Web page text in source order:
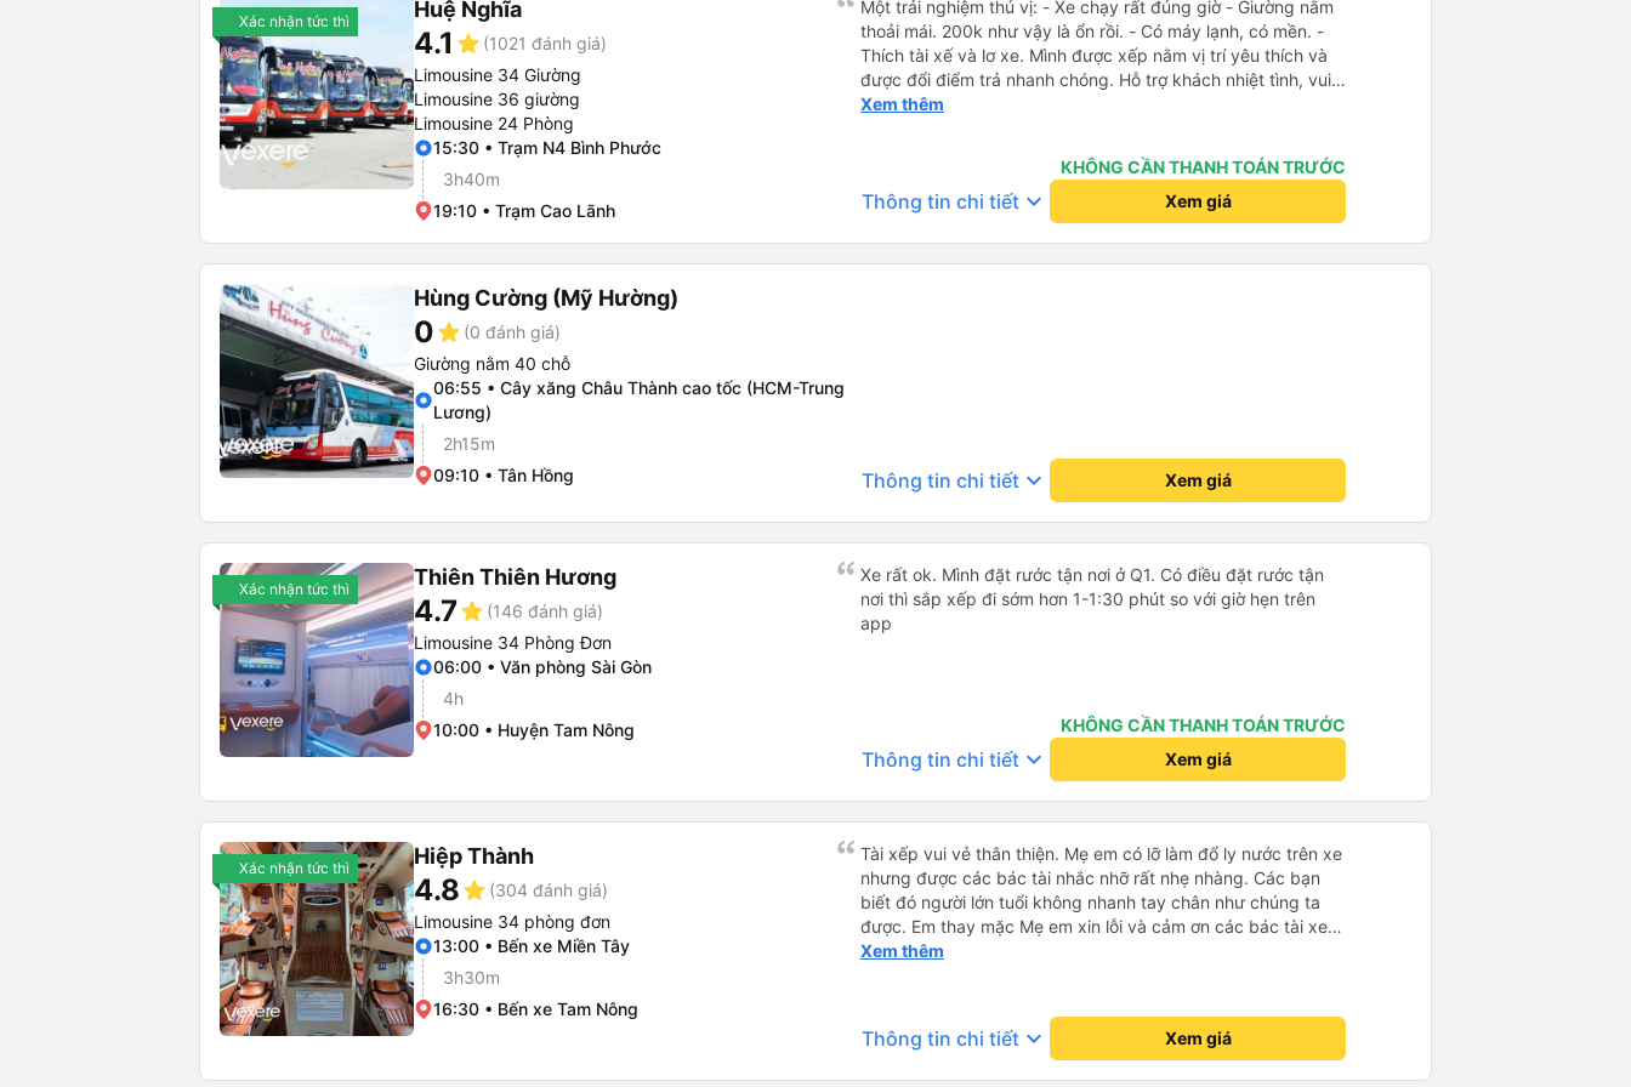
Xác nhận tức thì Huệ Nghĩa
4.1 star (1021 đánh giá)
Limousine 34 Giường
Limousine 36 giường
Limousine 24 Phòng
15:30 • Trạm N4 Bình Phước
3h40m
19:10 • Trạm Cao Lãnh
Một trải nghiệm thú vị: - Xe chạy rất đúng giờ - Giường nằm
thoải mái. 200k như vậy là ổn rồi. - Có máy lạnh, có mền. -
Thích tài xế và lơ xe. Mình được xếp nằm vị trí yêu thích và
được đổi điểm trả nhanh chóng. Hỗ trợ khách nhiệt tình, vui
vẻ. - Bác tài đi xe mở nhạc làm mình hoài niệm về Sài Gòn
ngắm cá Hải Tượng. - Xe trung chuyển chạy đúng giờ. Xe
rộng rãi, thoải mái, mát mẻ. - Phòng chờ nhà xe rộng rãi,
thoáng mát, sạch sẽ, có nước uống, có ổ cắm sạc, có nhà vệ
sinh. - Thích phong cách làm việc của nhà xe: nhanh-gọn-lẹ,
xúc tích, đầy đủ, bài bản. Hợp gu kiểu du lịch bụi như mình.
Xem thêm
KHÔNG CẦN THANH TOÁN TRƯỚC
Thông tin chi tiết keyboard_arrow_down Xem giá
Hùng Cường (Mỹ Hường)
0star (0 đánh giá)
Giường nằm 40 chỗ
06:55 • Cây xăng Châu Thành cao tốc (HCM-Trung
Lương)
2h15m
09:10 • Tân Hồng
Thông tin chi tiết keyboard_arrow_down Xem giá
Xác nhận tức thì Thiên Thiên Hương
4.7star (146 đánh giá)
Limousine 34 Phòng Đơn
06:00 • Văn phòng Sài Gòn
4h
10:00 • Huyện Tam Nông
Xe rất ok. Mình đặt rước tận nơi ở Q1. Có điều đặt rước tận
nơi thì sắp xếp đi sớm hơn 1-1:30 phút so với giờ hẹn trên
app
KHÔNG CẦN THANH TOÁN TRƯỚC
Thông tin chi tiết keyboard_arrow_down Xem giá
Xác nhận tức thì Hiệp Thành
4.8star (304 đánh giá)
Limousine 34 phòng đơn
13:00 • Bến xe Miền Tây
3h30m
16:30 • Bến xe Tam Nông
Tài xếp vui vẻ thân thiện. Mẹ em có lỡ làm đổ ly nước trên xe
nhưng được các bác tài nhắc nhỡ rất nhẹ nhàng. Các bạn
biết đó người lớn tuổi không nhanh tay chân như chúng ta
được. Em thay mặc Mẹ em xin lỗi và cảm ơn các bác tài xe
Hiệp Thành rất nhiều ạ.
Xem thêm
Thông tin chi tiết keyboard_arrow_down Xem giá